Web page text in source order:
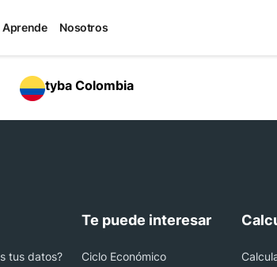
Aprende Nosotros
para la U
tyba Colombia
tus datos?
Te puede interesar
Ciclo Económico